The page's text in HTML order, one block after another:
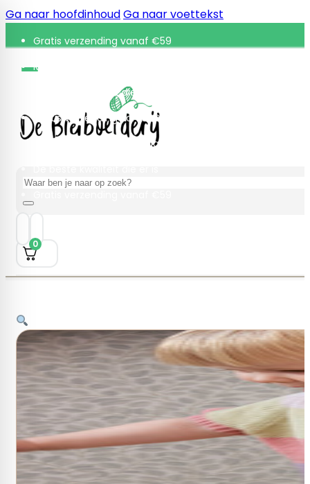
Ga naar hoofdinhoudGa naar voettekst
Gratis verzending vanaf €59
Retourneren binnen 30 dagen
De beste kwaliteit die er is
Gratis verzending vanaf €59
Retourneren binnen 30 dagen
Zoeken
0